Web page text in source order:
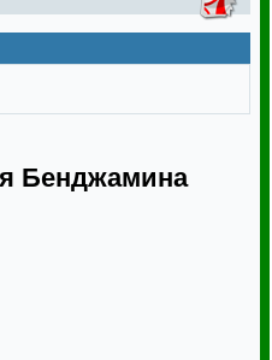
Бенджамина